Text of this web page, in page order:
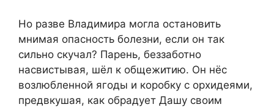
Но разве Владимира могла остановить
мнимая опасность болезни, если он так
сильно скучал? Парень, беззаботно
насвистывая, шёл к общежитию. Он нёс
возлюбленной ягоды и коробку с орхидеями,
предвкушая, как обрадует Дашу своим